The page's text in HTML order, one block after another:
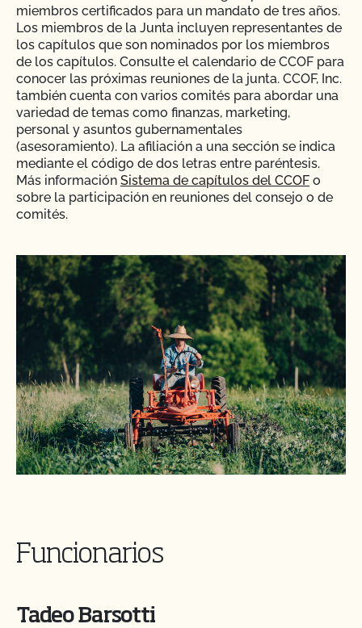
miembros certificados para un mandato de tres años.
Los miembros de la Junta incluyen representantes de
los capítulos que son nominados por los miembros
de los capítulos. Consulte el calendario de CCOF para
conocer las próximas reuniones de la junta. CCOF, Inc.
también cuenta con varios comités para abordar una
variedad de temas como finanzas, marketing,
personal y asuntos gubernamentales
(asesoramiento). La afiliación a una sección se indica
mediante el código de dos letras entre paréntesis.
Más información Sistema de capítulos del CCOF o
sobre la participación en reuniones del consejo o de
comités.
Funcionarios
Tadeo Barsotti